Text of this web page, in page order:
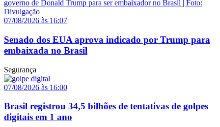
07/08/2026 às 16:07
Senado dos EUA aprova indicado por Trump para
embaixada no Brasil
Segurança
07/08/2026 às 16:00
Brasil registrou 34,5 bilhões de tentativas de golpes
digitais em 1 ano